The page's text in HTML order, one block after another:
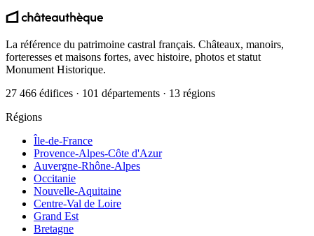
La référence du patrimoine castral français. Châteaux, manoirs,
forteresses et maisons fortes, avec histoire, photos et statut
Monument Historique.
27 466 édifices · 101 départements · 13 régions
Régions
Île-de-France
Provence-Alpes-Côte d'Azur
Auvergne-Rhône-Alpes
Occitanie
Nouvelle-Aquitaine
Centre-Val de Loire
Grand Est
Bretagne